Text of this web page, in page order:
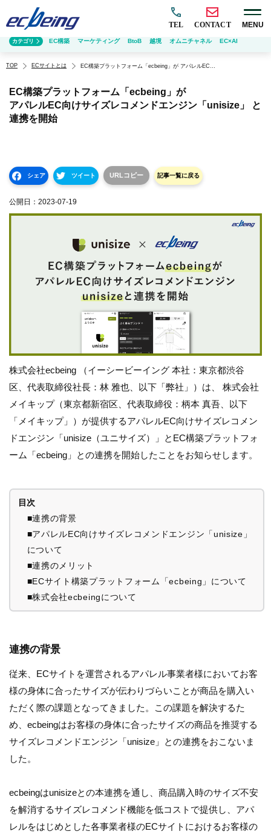
TEL CONTACT MENU
TOP ECサイトとは EC構築プラットフォーム「ecbeing」が アパレルEC向けサイズレコメンドエンジン「unisize」 と連携を開始
EC構築プラットフォーム「ecbeing」が
アパレルEC向けサイズレコメンドエンジン「unisize」 と
連携を開始
シェア ツイート URLコピー 記事一覧に戻る
公開日： 2023-07-19
株式会社ecbeing （イーシービーイング 本社：東京都渋谷
区、代表取締役社長：林 雅也、以下「弊社」）は、 株式会社
メイキップ（東京都新宿区、代表取締役：柄本 真吾、以下
「メイキップ」）が提供するアパレルEC向けサイズレコメン
ドエンジン「unisize（ユニサイズ）」とEC構築プラットフォ
ーム「ecbeing」との連携を開始したことをお知らせします。
目次
■連携の背景
■アパレルEC向けサイズレコメンドエンジン「unisize」
について
■連携のメリット
■ECサイト構築プラットフォーム「ecbeing」について
■株式会社ecbeingについて
連携の背景
従来、ECサイトを運営されるアパレル事業者様においてお客
様の身体に合ったサイズが伝わりづらいことが商品を購入い
ただく際の課題となってきました。この課題を解決するた
め、ecbeingはお客様の身体に合ったサイズの商品を推奨する
サイズレコメンドエンジン「unisize」との連携をおこないま
した。
ecbeingはunisizeとの本連携を通し、商品購入時のサイズ不安
を解消するサイズレコメンド機能を低コストで提供し、アパ
レルをはじめとした各事業者様のECサイトにおけるお客様の
カテゴリ EC構築 マーケティング BtoB 越境 オムニチャネル EC×AI